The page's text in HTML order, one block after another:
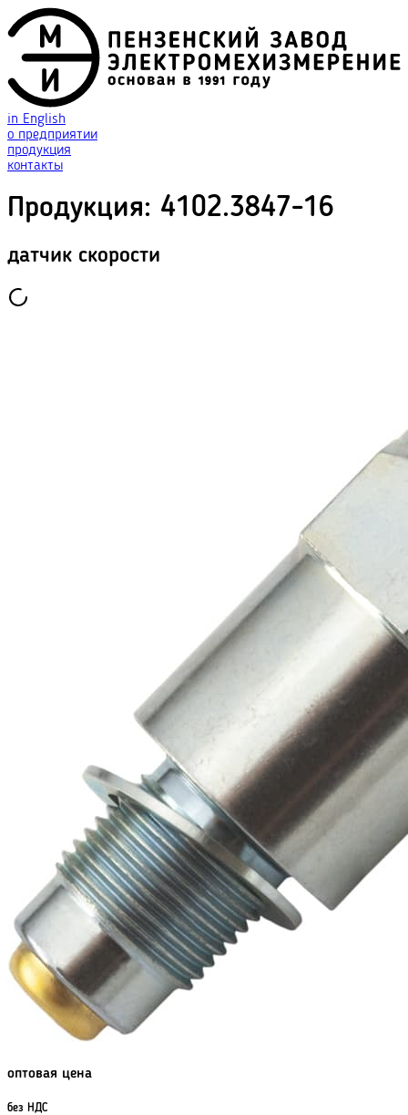
in English
о предприятии
продукция
контакты
Продукция: 4102.3847-16
датчик скорости
оптовая цена
без НДС